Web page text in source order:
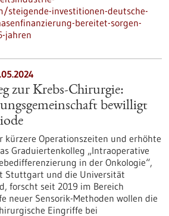
steigende-investitionen-deutsche-
bereitet-sorgen-
jahren
zur Krebs-Chirurgie:
bewilligt
kürzere Operationszeiten und erhöhte
Graduiertenkolleg „Intraoperative
in der Onkologie“,
Stuttgart und die Universität
forscht seit 2019 im Bereich
neuer Sensorik-Methoden wollen die
Eingriffe bei